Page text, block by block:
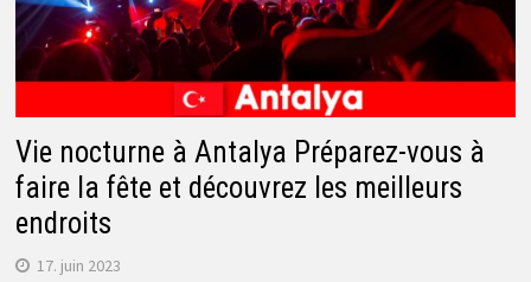
Vie nocturne à Antalya Préparez-vous à
faire la fête et découvrez les meilleurs
endroits
17. juin 2023